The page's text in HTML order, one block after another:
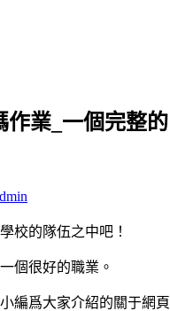
業_一個完整的
校的隊伍之中吧！
個很好的職業。
編爲大家介紹的關于網頁